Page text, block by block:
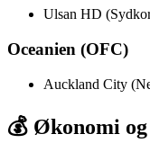
Ulsan HD
Oceanien (OFC)
Auckland City
💰 Økonomi